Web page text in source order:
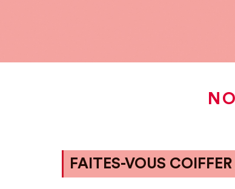
FAITES-VOUS